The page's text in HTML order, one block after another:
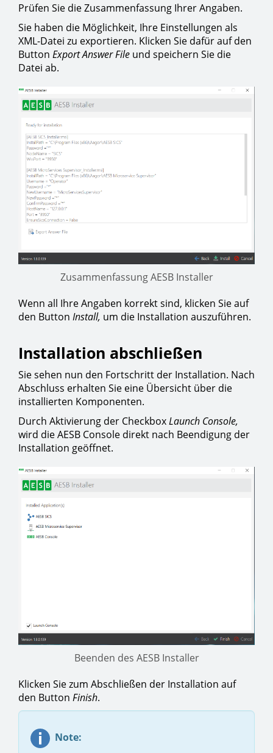
Prüfen Sie die Zusammenfassung Ihrer Angaben.
Sie haben die Möglichkeit, Ihre Einstellungen als
XML-Datei zu exportieren. Klicken Sie dafür auf den
Button Export Answer File und speichern Sie die
Datei ab.
Zusammenfassung AESB Installer
Wenn all Ihre Angaben korrekt sind, klicken Sie auf
den Button Install, um die Installation auszuführen.
Installation abschließen
Sie sehen nun den Fortschritt der Installation. Nach
Abschluss erhalten Sie eine Übersicht über die
installierten Komponenten.
Durch Aktivierung der CheckboxLaunch Console,
wird die AESB Console direkt nach Beendigung der
Installation geöffnet.
Beenden des AESB Installer
Klicken Sie zum Abschließen der Installation auf
den Button Finish.
Note: